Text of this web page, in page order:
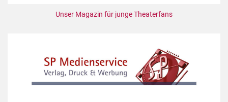
Unser Magazin für junge Theaterfans